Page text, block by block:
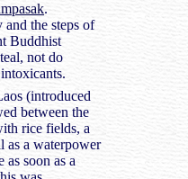
.
and the steps of
Buddhist
not do
(introduced
between the
rice fields, a
as a waterpower
soon as a